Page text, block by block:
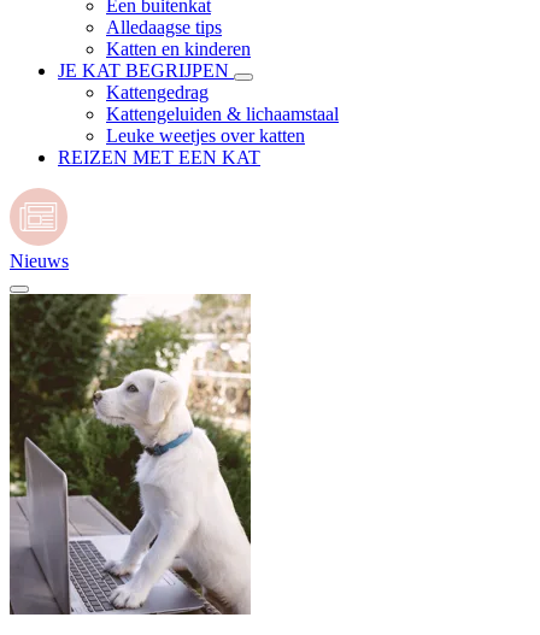
Een buitenkat
Alledaagse tips
Katten en kinderen
JE KAT BEGRIJPEN
Kattengedrag
Kattengeluiden & lichaamstaal
Leuke weetjes over katten
REIZEN MET EEN KAT
Nieuws